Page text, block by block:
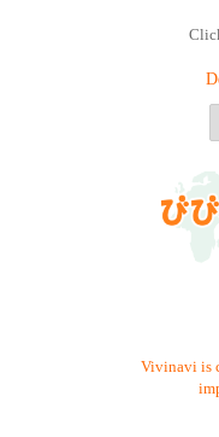
Vivinavi is